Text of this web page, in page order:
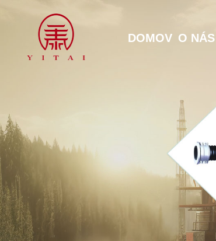
DOMOV O NÁS